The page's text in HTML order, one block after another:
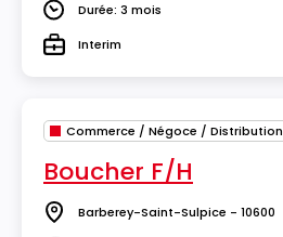
DuréeDurée: 3 mois
TypeInterim
Commerce / Négoce / Distribution
Boucher F/H
Lieu Barberey-Saint-Sulpice - 10600